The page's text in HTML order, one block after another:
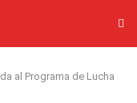
al Programa de Lucha